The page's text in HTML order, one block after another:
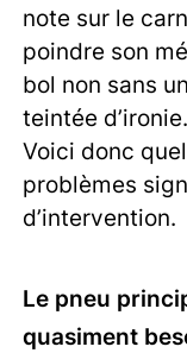
note sur le
poindre son
bol non sans
teintée
Voici donc
problèmes
d’intervention.
Le pneu
quasiment